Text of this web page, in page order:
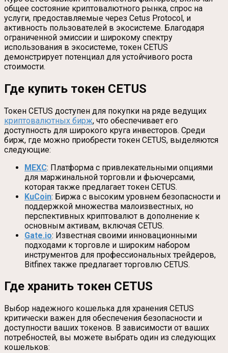
общее состояние криптовалютного рынка, спрос на
услуги, предоставляемые через Cetus Protocol, и
активность пользователей в экосистеме. Благодаря
ограниченной эмиссии и широкому спектру
использования в экосистеме, токен CETUS
демонстрирует потенциал для устойчивого роста
стоимости.
Где купить токен CETUS
Токен CETUS доступен для покупки на ряде ведущих
криптовалютных бирж, что обеспечивает его
доступность для широкого круга инвесторов. Среди
бирж, где можно приобрести токен CETUS, выделяются
следующие:
MEXC: Платформа с привлекательными опциями
для маржинальной торговли и фьючерсами,
которая также предлагает токен CETUS.
KuCoin: Биржа с высоким уровнем безопасности и
поддержкой множества малоизвестных, но
перспективных криптовалют в дополнение к
основным активам, включая CETUS.
Gate.io: Известная своими инновационными
подходами к торговле и широким набором
инструментов для профессиональных трейдеров,
Bitfinex также предлагает торговлю CETUS.
Где хранить токен CETUS
Выбор надежного кошелька для хранения CETUS
критически важен для обеспечения безопасности и
доступности ваших токенов. В зависимости от ваших
потребностей, вы можете выбрать один из следующих
кошельков: